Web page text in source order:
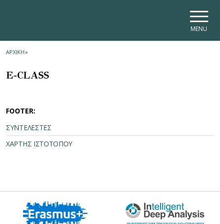
MENU
ΑΡΧΙΚΗ»
E-CLASS
FOOTER:
ΣΥΝΤΕΛΕΣΤΕΣ
ΧΑΡΤΗΣ ΙΣΤΟΤΟΠΟΥ